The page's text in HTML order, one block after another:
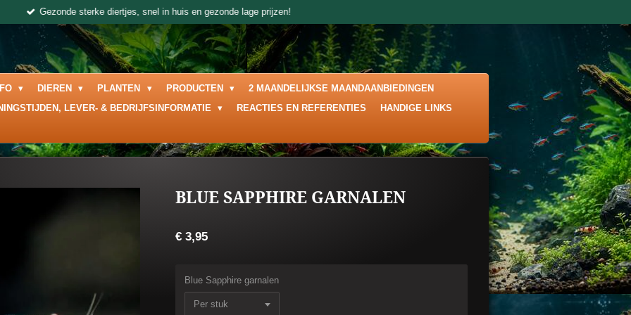
Gezonde sterke diertjes, snel in huis en gezonde lage prijzen!
DIEREN PLANTEN PRODUCTEN
2 MAANDELIJKSE MAANDAANBIEDINGEN
LEVER- & BEDRIJFSINFORMATIE REACTIES EN REFERENTIES HANDIGE LINKS
BLUE SAPPHIRE GARNALEN
€ 3,95
Blue Sapphire garnalen